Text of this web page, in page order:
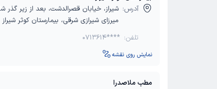
آدرس: شیراز، خیابان قصرالدشت، بعد از زیر گذر
میرزای شیرازی شرقی، بیمارستان کوثر شیراز
تلفن: 0713614****
نمایش روی نقشه
مطب ملاصدرا